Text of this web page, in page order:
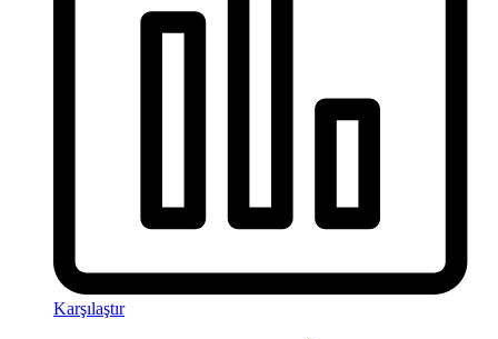
Karşılaştır